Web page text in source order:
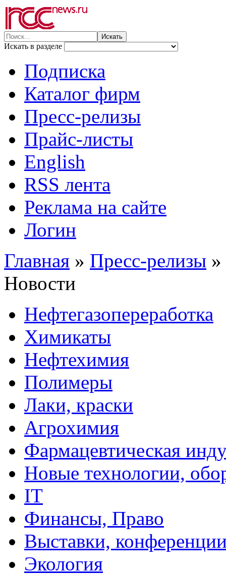
Искать в разделе
Подписка
Каталог фирм
Пресс-релизы
Прайс-листы
English
RSS лента
Реклама на сайте
Логин
Главная » Пресс-релизы »
Новости
Нефтегазопереработка
Химикаты
Нефтехимия
Полимеры
Лаки, краски
Агрохимия
Фармацевтическая
Новые технологии,
IT
Финансы, Право
Выставки,
Экология